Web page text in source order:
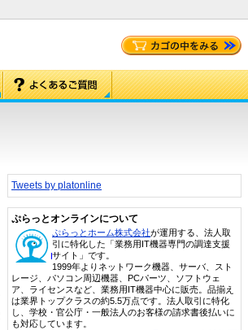
Tweets by platonline
ぷらっとオンラインについて
ぷらっとホーム株式会社が運用する、法人取
引に特化した「業務用IT機器専門の調達支援
サイト」です。
1999年よりネットワーク機器、サーバ、スト
レージ、パソコン周辺機器、PCパーツ、ソフトウェ
ア、ライセンスなど、業務用IT機器中心に販売。品揃え
は業界トップクラスの約5.5万点です。法人取引に特化
し、学校・官公庁・一般法人のお客様の請求書後払いに
も対応しています。